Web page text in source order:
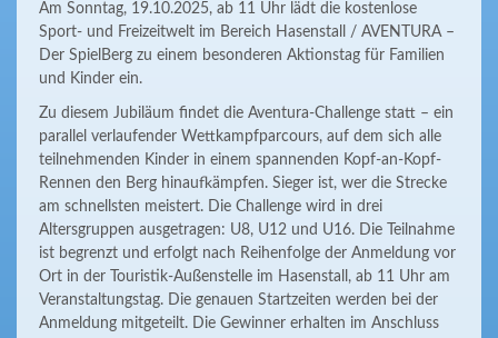
Am Sonntag, 19.10.2025, ab 11 Uhr lädt die kostenlose
Sport- und Freizeitwelt im Bereich Hasenstall / AVENTURA –
Der SpielBerg zu einem besonderen Aktionstag für Familien
und Kinder ein.
Zu diesem Jubiläum findet die Aventura-Challenge statt – ein
parallel verlaufender Wettkampfparcours, auf dem sich alle
teilnehmenden Kinder in einem spannenden Kopf-an-Kopf-
Rennen den Berg hinaufkämpfen. Sieger ist, wer die Strecke
am schnellsten meistert. Die Challenge wird in drei
Altersgruppen ausgetragen: U8, U12 und U16. Die Teilnahme
ist begrenzt und erfolgt nach Reihenfolge der Anmeldung vor
Ort in der Touristik-Außenstelle im Hasenstall, ab 11 Uhr am
Veranstaltungstag. Die genauen Startzeiten werden bei der
Anmeldung mitgeteilt. Die Gewinner erhalten im Anschluss